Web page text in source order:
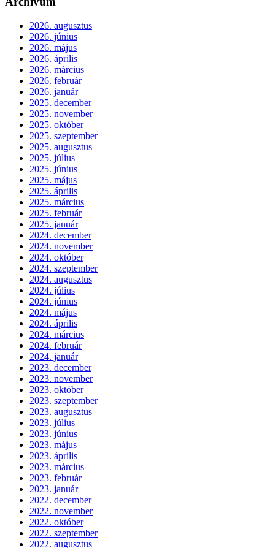
2026. augusztus
2026. június
2026. május
2026. április
2026. március
2026. február
2026. január
2025. december
2025. november
2025. október
2025. szeptember
2025. augusztus
2025. július
2025. június
2025. május
2025. április
2025. március
2025. február
2025. január
2024. december
2024. november
2024. október
2024. szeptember
2024. augusztus
2024. július
2024. június
2024. május
2024. április
2024. március
2024. február
2024. január
2023. december
2023. november
2023. október
2023. szeptember
2023. augusztus
2023. július
2023. június
2023. május
2023. április
2023. március
2023. február
2023. január
2022. december
2022. november
2022. október
2022. szeptember
2022. augusztus